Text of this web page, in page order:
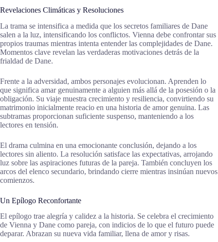
Revelaciones Climáticas y Resoluciones
La trama se intensifica a medida que los secretos familiares de Dane
salen a la luz, intensificando los conflictos. Vienna debe confrontar sus
propios traumas mientras intenta entender las complejidades de Dane.
Momentos clave revelan las verdaderas motivaciones detrás de la
frialdad de Dane.
Frente a la adversidad, ambos personajes evolucionan. Aprenden lo
que significa amar genuinamente a alguien más allá de la posesión o la
obligación. Su viaje muestra crecimiento y resiliencia, convirtiendo su
matrimonio inicialmente reacio en una historia de amor genuina. Las
subtramas proporcionan suficiente suspenso, manteniendo a los
lectores en tensión.
El drama culmina en una emocionante conclusión, dejando a los
lectores sin aliento. La resolución satisface las expectativas, arrojando
luz sobre las aspiraciones futuras de la pareja. También concluyen los
arcos del elenco secundario, brindando cierre mientras insinúan nuevos
comienzos.
Un Epílogo Reconfortante
El epílogo trae alegría y calidez a la historia. Se celebra el crecimiento
de Vienna y Dane como pareja, con indicios de lo que el futuro puede
deparar. Abrazan su nueva vida familiar, llena de amor y risas.